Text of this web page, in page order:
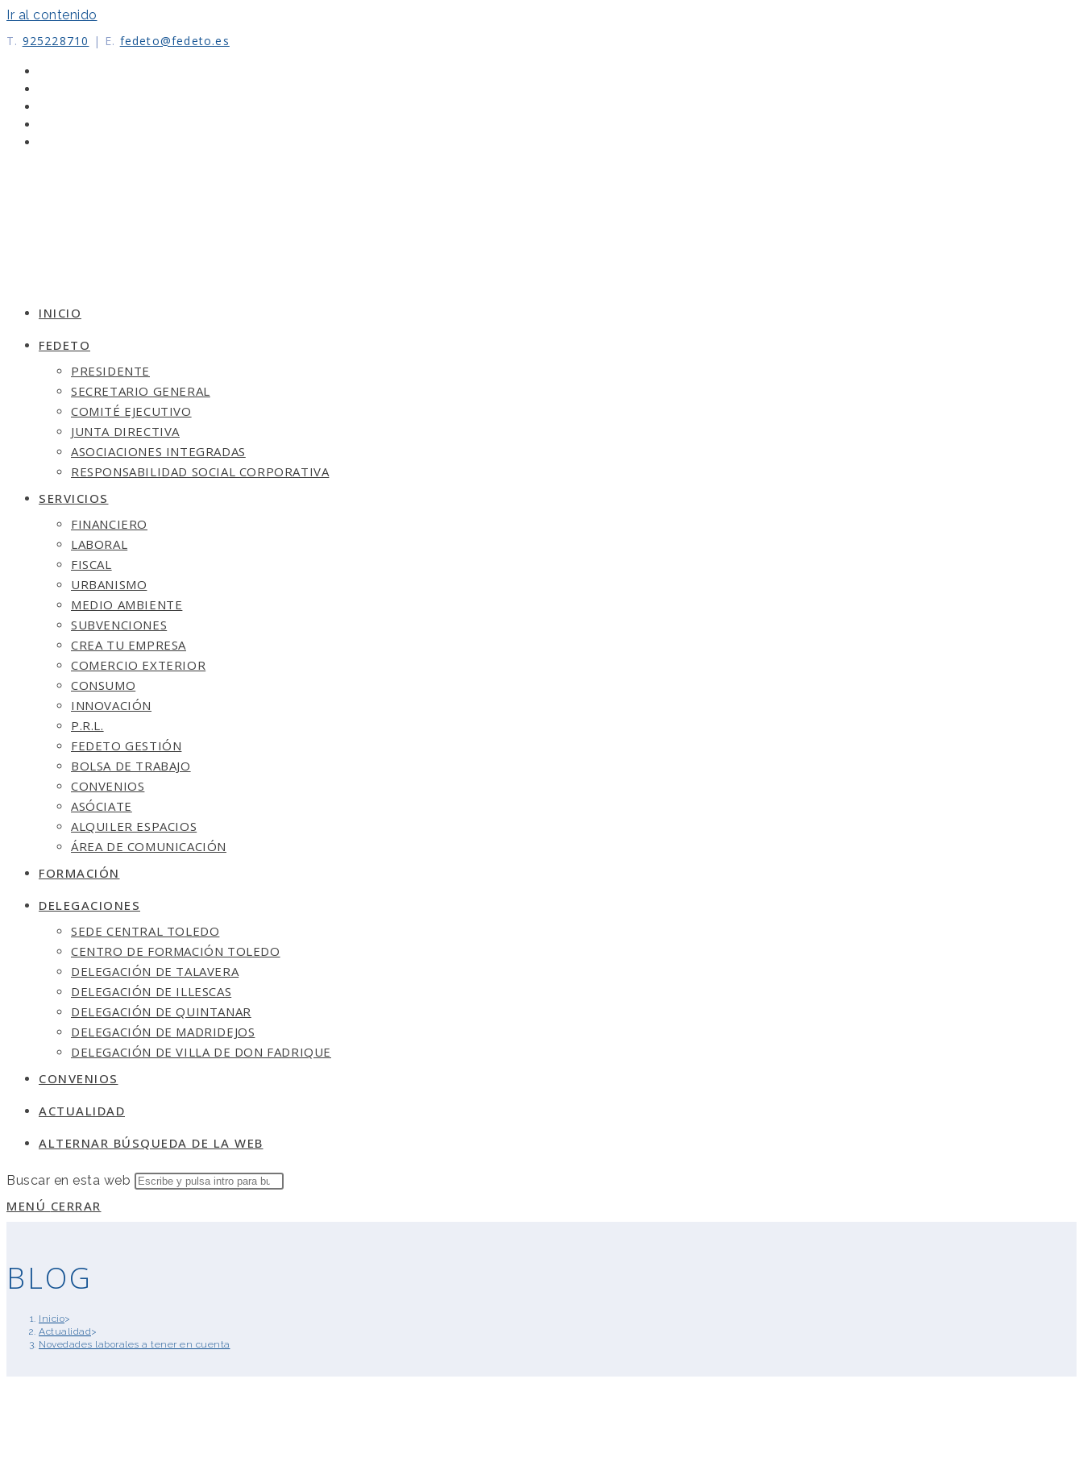
Ir al contenido
T. 925228710 | E. fedeto@fedeto.es
INICIO
FEDETO
PRESIDENTE
SECRETARIO GENERAL
COMITÉ EJECUTIVO
JUNTA DIRECTIVA
ASOCIACIONES INTEGRADAS
RESPONSABILIDAD SOCIAL CORPORATIVA
SERVICIOS
FINANCIERO
LABORAL
FISCAL
URBANISMO
MEDIO AMBIENTE
SUBVENCIONES
CREA TU EMPRESA
COMERCIO EXTERIOR
CONSUMO
INNOVACIÓN
P.R.L.
FEDETO GESTIÓN
BOLSA DE TRABAJO
CONVENIOS
ASÓCIATE
ALQUILER ESPACIOS
ÁREA DE COMUNICACIÓN
FORMACIÓN
DELEGACIONES
SEDE CENTRAL TOLEDO
CENTRO DE FORMACIÓN TOLEDO
DELEGACIÓN DE TALAVERA
DELEGACIÓN DE ILLESCAS
DELEGACIÓN DE QUINTANAR
DELEGACIÓN DE MADRIDEJOS
DELEGACIÓN DE VILLA DE DON FADRIQUE
CONVENIOS
ACTUALIDAD
ALTERNAR BÚSQUEDA DE LA WEB
Buscar en esta web
MENÚ CERRAR
BLOG
Inicio>
Actualidad>
Novedades laborales a tener en cuenta